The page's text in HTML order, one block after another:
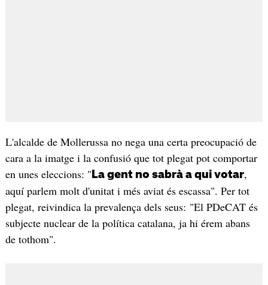
L'alcalde de Mollerussa no nega una certa preocupació de
cara a la imatge i la confusió que tot plegat pot comportar
en unes eleccions: " La gent no sabrà a qui votar,
aquí parlem molt d'unitat i més aviat és escassa". Per tot
plegat, reivindica la prevalença dels seus: "El PDeCAT és
subjecte nuclear de la política catalana, ja hi érem abans
de tothom".